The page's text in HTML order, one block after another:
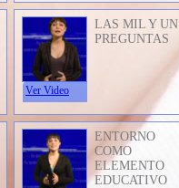
Ver Video
LAS MIL Y UN
PREGUNTAS
ENTORNO
COMO
ELEMENTO
EDUCATIVO